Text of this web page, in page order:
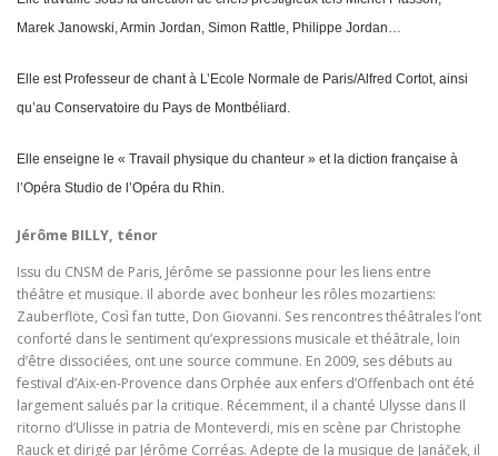
Marek Janowski, Armin Jordan, Simon Rattle, Philippe Jordan…
Elle est Professeur de chant à L’Ecole Normale de Paris/Alfred Cortot, ainsi
qu’au Conservatoire du Pays de Montbéliard.
Elle enseigne le « Travail physique du chanteur » et la diction française à
l’Opéra Studio de l’Opéra du Rhin.
Jérôme BILLY, ténor
Issu du CNSM de Paris, Jérôme se passionne pour les liens entre
théâtre et musique. Il aborde avec bonheur les rôles mozartiens:
Zauberflöte, Così fan tutte, Don Giovanni. Ses rencontres théâtrales l’ont
conforté dans le sentiment qu’expressions musicale et théâtrale, loin
d’être dissociées, ont une source commune. En 2009, ses débuts au
festival d’Aix-en-Provence dans Orphée aux enfers d’Offenbach ont été
largement salués par la critique. Récemment, il a chanté Ulysse dans Il
ritorno d’Ulisse in patria de Monteverdi, mis en scène par Christophe
Rauck et dirigé par Jérôme Corréas. Adepte de la musique de Janáček, il